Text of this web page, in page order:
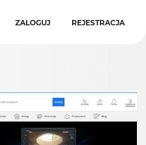
ZALOGUJ REJESTRACJA